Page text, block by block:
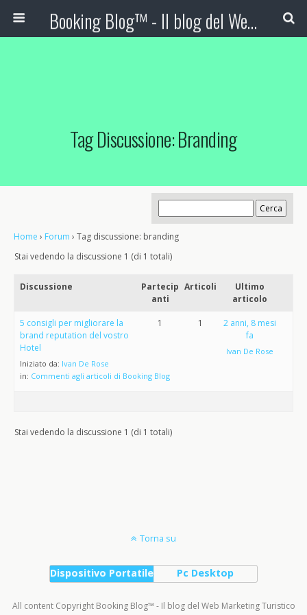
Booking Blog™ - Il blog del Web Marketing Turistico
Tag Discussione: Branding
Home › Forum › Tag discussione: branding
Stai vedendo la discussione 1 (di 1 totali)
Discussione
Partecip
anti
Articoli
Ultimo
articolo
5 consigli per migliorare la
brand reputation del vostro
Hotel
Iniziato da: Ivan De Rose
in: Commenti agli articoli di Booking Blog
1 1
2 anni, 8 mesi
fa
Ivan De Rose
Stai vedendo la discussione 1 (di 1 totali)
Torna su
Dispositivo Portatile Pc Desktop
All content Copyright Booking Blog™ - Il blog del Web Marketing Turistico